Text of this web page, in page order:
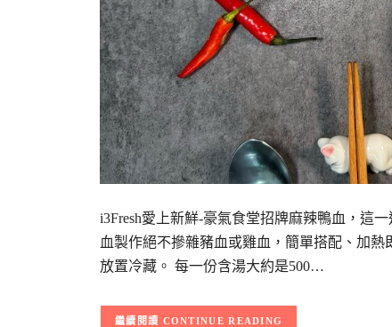
i3Fresh愛上新鮮-豪氣食堂招牌麻辣鴨血，這
血製作絕不摻雜豬血或雞血，簡單搭配、加
放置冷藏。 每一份含湯大約是500…
CONTINUE READING